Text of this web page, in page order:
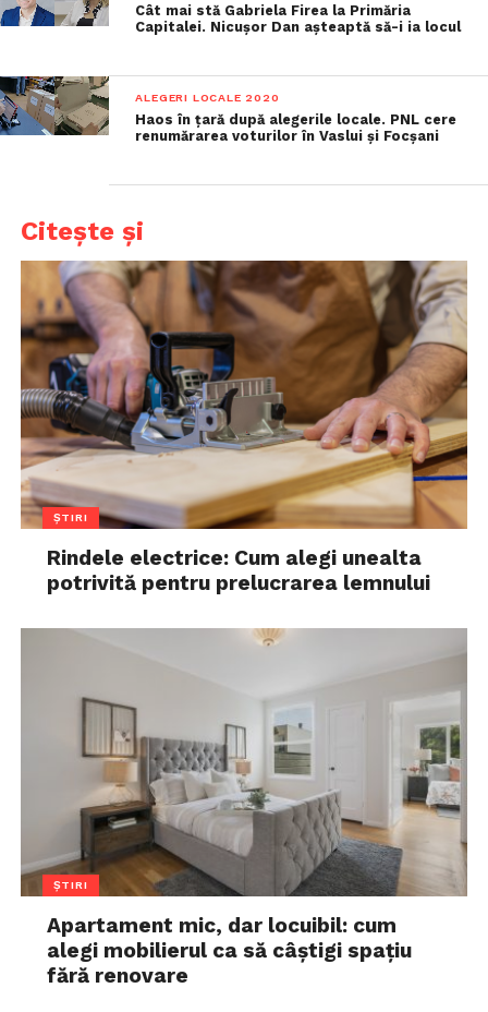
Cât mai stă Gabriela Firea la Primăria
Capitalei. Nicușor Dan așteaptă să-i ia locul
ALEGERI LOCALE 2020
Haos în țară după alegerile locale. PNL cere
renumărarea voturilor în Vaslui și Focșani
Citește și
ȘTIRI
Rindele electrice: Cum alegi unealta
potrivită pentru prelucrarea lemnului
ȘTIRI
Apartament mic, dar locuibil: cum
alegi mobilierul ca să câștigi spațiu
fără renovare